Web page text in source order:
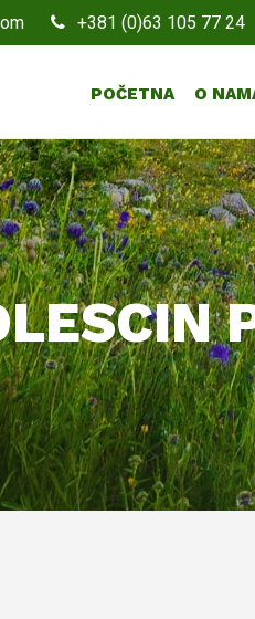
+381 (0)63 105 77 24
POČETNA O